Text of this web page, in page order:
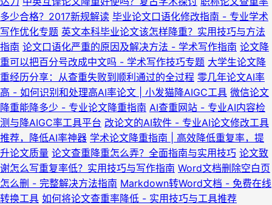
多少合格？2017新规解读 毕业论文口语化修改指南 - 专业学术
写作优化专题 英文本科毕业论文该怎样降重？实用技巧与方法
指南 论文口语化严重的原因及解决方法 - 学术写作指南 论文降
重可以把百分号改成中文吗 - 学术写作技巧专题 大学生论文降
重经历分享：从查重失败到顺利通过的全过程 零几年论文AI率
高 - 如何识别和处理高AI率论文 | 小发猫降AIGC工具 微信论文
降重能降多少 - 专业论文降重指南 AI查重网站 - 专业AI内容检
测与降AIGC率工具平台 改论文的AI软件 - 专业AI论文修改工具
推荐，降低AI率神器 学术论文降重指南 | 高效降低重复率，提
升论文质量 论文查重降重怎么弄？全面指南与实用技巧 论文致
谢怎么写重复率低？实用技巧与写作指南 Word文档删除空白页
怎么删 - 完整解决方法指南 Markdown转Word文档 - 免费在线
转换工具 如何将论文查重率降低 - 实用技巧与工具推荐